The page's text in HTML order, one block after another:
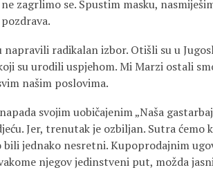
zagrlimo se. Spustim masku,
napravili radikalan izbor. Otišli su u
su urodili uspjehom. Mi Marzi ostali
našim poslovima.
svojim uobičajenim „Naša
Jer, trenutak je ozbiljan. Sutra ćemo
bili jednako nesretni. Kupoprodajnim
njegov jedinstveni put, možda